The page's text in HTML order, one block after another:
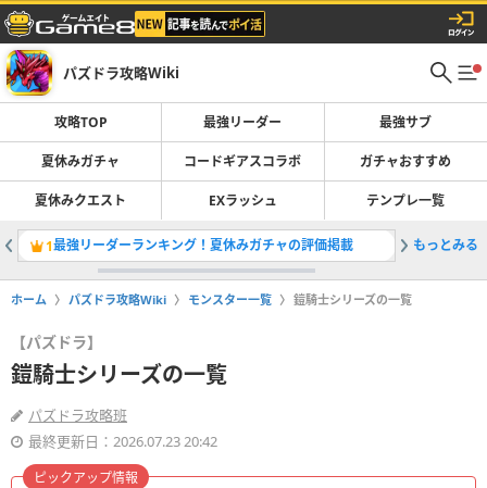
パズドラ攻略Wiki
攻略TOP 最強リーダー 最強サブ
夏休みガチャ コードギアスコラボ ガチャおすすめ
夏休みクエスト EXラッシュ テンプレ一覧
1最強リーダーランキング！夏休みガチャの評価掲載 2夏休み
もっとみる
ホーム パズドラ攻略Wiki モンスター一覧 鎧騎士シリーズの一覧
【パズドラ】
鎧騎士シリーズの一覧
パズドラ攻略班
最終更新日：2026.07.23 20:42
ピックアップ情報